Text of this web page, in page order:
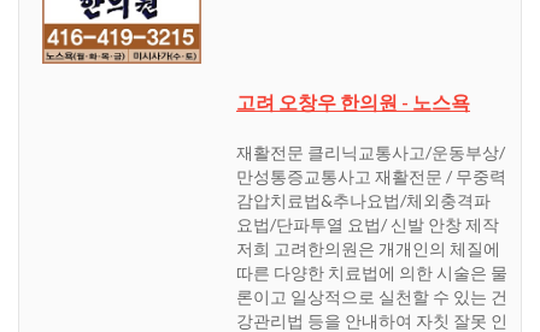
고려 오창우 한의원 - 노스욕
재활전문 클리닉교통사고/운동부상/
만성통증교통사고 재활전문 / 무중력
감압치료법&추나요법/체외충격파
요법/단파투열 요법/ 신발 안창 제작
저희 고려한의원은 개개인의 체질에
따른 다양한 치료법에 의한 시술은 물
론이고 일상적으로 실천할 수 있는 건
강관리법 등을 안내하여 자칫 잘못 인